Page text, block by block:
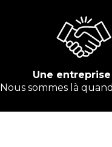
Une
Nous sommes là